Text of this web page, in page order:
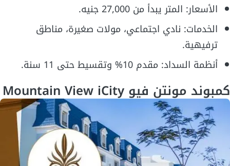
الأسعار: المتر يبدأ من 27,000 جنيه.
الخدمات: نادي اجتماعي، مولات صغيرة، مناطق
ترفيهية.
أنظمة السداد: مقدم 10% وتقسيط حتى 11 سنة.
كمبوند مونتن فيو Mountain View iCity